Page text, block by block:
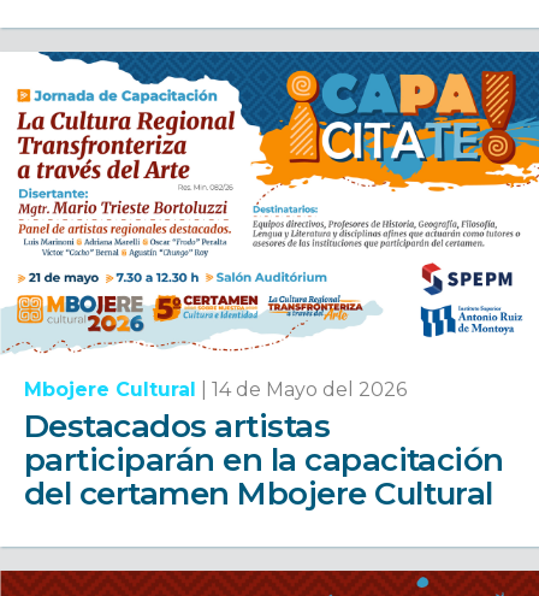
Mbojere Cultural 14 de Mayo del 2026
Destacados artistas
participarán en la capacitación
del certamen Mbojere Cultural